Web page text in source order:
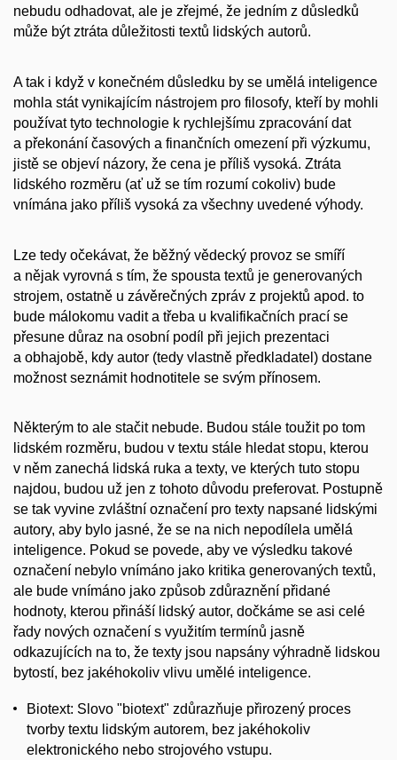
nebudu odhadovat, ale je zřejmé, že jedním z důsledků
může být ztráta důležitosti textů lidských autorů.
A tak i když v konečném důsledku by se umělá inteligence
mohla stát vynikajícím nástrojem pro filosofy, kteří by mohli
používat tyto technologie k rychlejšímu zpracování dat
a překonání časových a finančních omezení při výzkumu,
jistě se objeví názory, že cena je příliš vysoká. Ztráta
lidského rozměru (ať už se tím rozumí cokoliv) bude
vnímána jako příliš vysoká za všechny uvedené výhody.
Lze tedy očekávat, že běžný vědecký provoz se smíří
a nějak vyrovná s tím, že spousta textů je generovaných
strojem, ostatně u závěrečných zpráv z projektů apod. to
bude málokomu vadit a třeba u kvalifikačních prací se
přesune důraz na osobní podíl při jejich prezentaci
a obhajobě, kdy autor (tedy vlastně předkladatel) dostane
možnost seznámit hodnotitele se svým přínosem.
Některým to ale stačit nebude. Budou stále toužit po tom
lidském rozměru, budou v textu stále hledat stopu, kterou
v něm zanechá lidská ruka a texty, ve kterých tuto stopu
najdou, budou už jen z tohoto důvodu preferovat. Postupně
se tak vyvine zvláštní označení pro texty napsané lidskými
autory, aby bylo jasné, že se na nich nepodílela umělá
inteligence. Pokud se povede, aby ve výsledku takové
označení nebylo vnímáno jako kritika generovaných textů,
ale bude vnímáno jako způsob zdůraznění přidané
hodnoty, kterou přináší lidský autor, dočkáme se asi celé
řady nových označení s využitím termínů jasně
odkazujících na to, že texty jsou napsány výhradně lidskou
bytostí, bez jakéhokoliv vlivu umělé inteligence.
Biotext: Slovo "biotext" zdůrazňuje přirozený proces
tvorby textu lidským autorem, bez jakéhokoliv
elektronického nebo strojového vstupu.